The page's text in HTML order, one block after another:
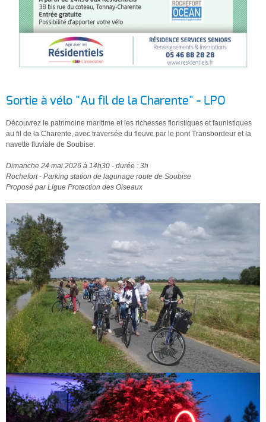
Sortie à vélo "Au fil de la Charente" - LPO
Découvrez le patrimoine maritime et les richesses floristiques et faunistiques
au fil de la Charente, avec traversée du fleuve par le pont Transbordeur et la
navette fluviale de Soubise.
Dimanche 24 mai 2026 à 14h30 - durée : 3h
Rochefort - Parking station de lagunage route de Soubise
Proposé par Ligue Protection des Oiseaux